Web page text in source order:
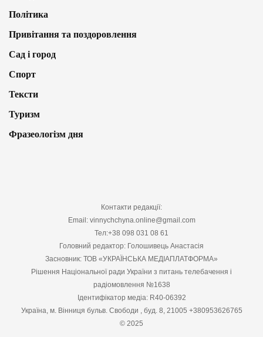
Політика
Привітання та поздоровлення
Сад і город
Спорт
Тексти
Туризм
Фразеологізм дня
Контакти редакції:
Email: vinnychchyna.online@gmail.com
Тел:+38 098 031 08 61
Головний редактор: Голошивець Анастасія
Засновник: ТОВ «УКРАЇНСЬКА МЕДІАПЛАТФОРМА»
Рішення Національної ради України з питань телебачення і
радіомовлення №1638
Ідентифікатор медіа: R40-06392
Україна, м. Вінниця бульв. Свободи , буд. 8, 21005 +380953626765
© 2025